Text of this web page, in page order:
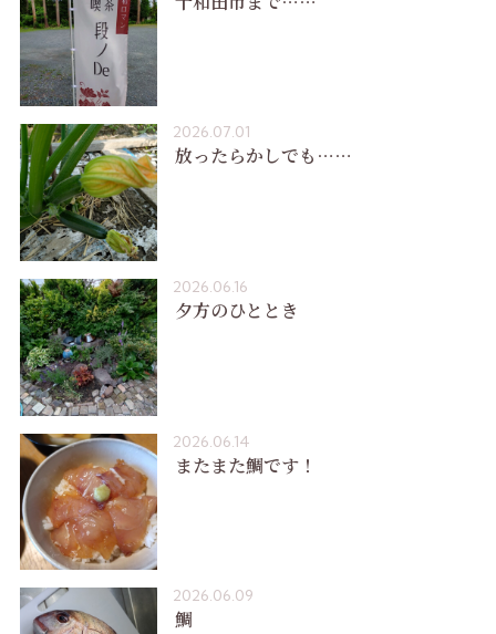
2026.07.01
放ったらかしでも……
2026.06.16
夕方のひととき
2026.06.14
またまた鯛です！
2026.06.09
鯛